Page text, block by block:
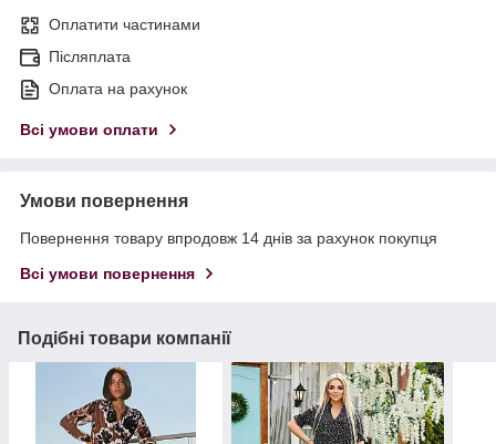
Оплатити частинами
Післяплата
Оплата на рахунок
Всі умови оплати
Умови повернення
Повернення товару впродовж 14 днів за рахунок покупця
Всі умови повернення
Подібні товари компанії